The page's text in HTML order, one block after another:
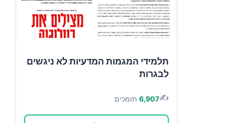
תלמידי המגמות המדעיות לא ניגשים
לבגרות
✍️
6,907 תומכים